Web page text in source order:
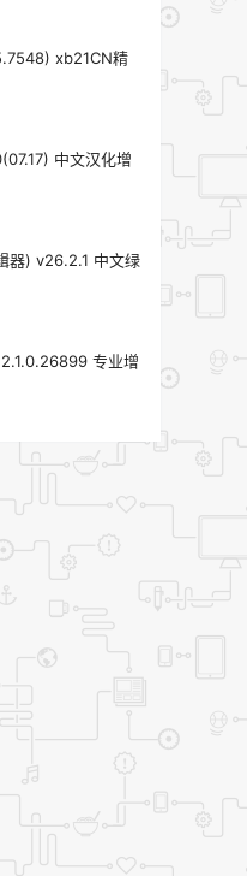
xb21CN精
中文汉化增
器) v26.2.1 中文绿
专业增